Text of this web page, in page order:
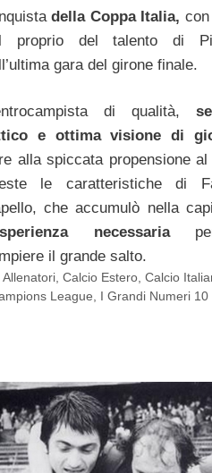
della Coppa Italia,
proprio del talento di
gara del girone finale.
di qualità,
e ottima visione di
alla spiccata propensione al
le caratteristiche di
che accumulò nella
necessaria
il grande salto.
Categorie
Allenatori ,Calcio Estero ,Calcio
League
I Grandi Numeri 10